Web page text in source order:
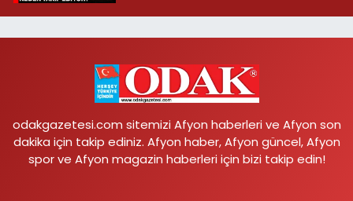
odakgazetesi.com sitemizi Afyon haberleri ve Afyon son
dakika için takip ediniz. Afyon haber, Afyon güncel, Afyon
spor ve Afyon magazin haberleri için bizi takip edin!